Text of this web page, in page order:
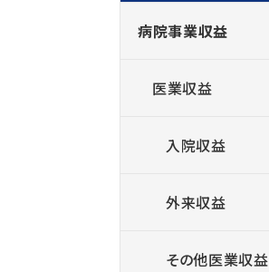
病院事業収益
医業収益
入院収益
外来収益
その他医業収益